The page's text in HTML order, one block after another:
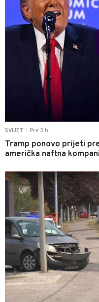
SVIJET Pre 3 h
Tramp ponovo prijeti
američka naftna